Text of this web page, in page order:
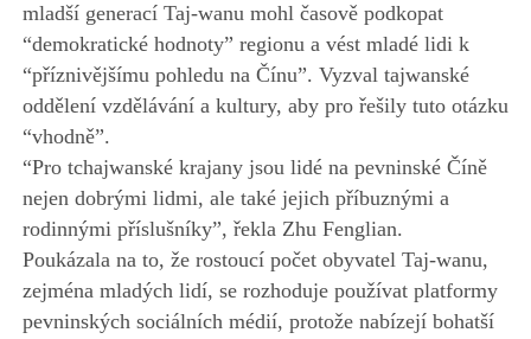
mladší generací Taj-wanu mohl časově podkopat
“demokratické hodnoty” regionu a vést mladé lidi k
“příznivějšímu pohledu na Čínu”. Vyzval tajwanské
oddělení vzdělávání a kultury, aby pro řešily tuto otázku
“vhodně”.
“Pro tchajwanské krajany jsou lidé na pevninské Číně
nejen dobrými lidmi, ale také jejich příbuznými a
rodinnými příslušníky”, řekla Zhu Fenglian.
Poukázala na to, že rostoucí počet obyvatel Taj-wanu,
zejména mladých lidí, se rozhoduje používat platformy
pevninských sociálních médií, protože nabízejí bohatší